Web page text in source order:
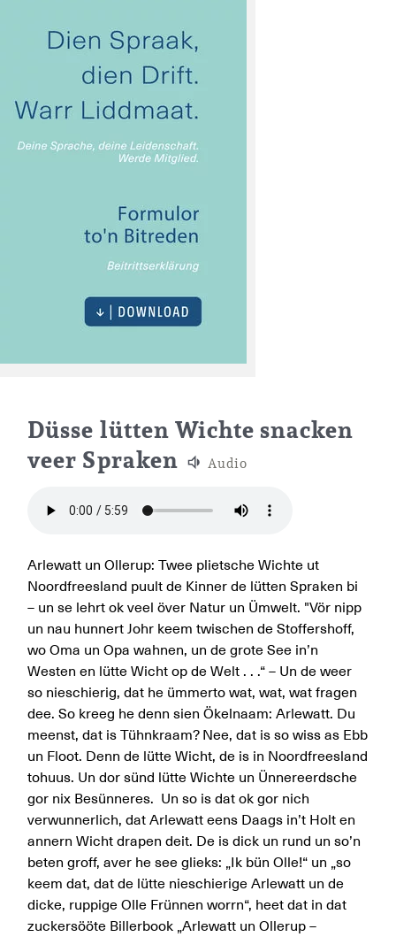
Plattdeutsches Kinderbuch
Düsse lütten Wichte snacken
veer Spraken
Audio
Arlewatt un Ollerup: Twee plietsche Wichte ut
Noordfreesland puult de Kinner de lütten Spraken bi
– un se lehrt ok veel över Natur un Ümwelt. "Vör nipp
un nau hunnert Johr keem twischen de Stoffershoff,
wo Oma un Opa wahnen, un de grote See in’n
Westen en lütte Wicht op de Welt . . .“ – Un de weer
so nieschierig, dat he ümmerto wat, wat, wat fragen
dee. So kreeg he denn sien Ökelnaam: Arlewatt. Du
meenst, dat is Tühnkraam? Nee, dat is so wiss as Ebb
un Floot. Denn de lütte Wicht, de is in Noordfreesland
tohuus. Un dor sünd lütte Wichte un Ünnereerdsche
gor nix Besünneres. Un so is dat ok gor nich
verwunnerlich, dat Arlewatt eens Daags in’t Holt en
annern Wicht drapen deit. De is dick un rund un so’n
beten groff, aver he see glieks: „Ik bün Olle!“ un „so
keem dat, dat de lütte nieschierige Arlewatt un de
dicke, ruppige Olle Frünnen worrn“, heet dat in dat
zuckersööte Billerbook „Arlewatt un Ollerup –